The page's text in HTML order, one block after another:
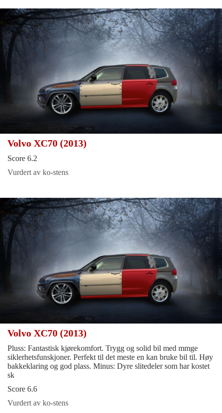
Volvo XC70 (2013)
Score 6.2
Vurdert av ko-stens
Volvo XC70 (2013)
Pluss: Fantastisk kjørekomfort. Trygg og solid bil med mmge
siklerhetsfunskjoner. Perfekt til det meste en kan bruke bil til. Høy
bakkeklaring og god plass. Minus: Dyre slitedeler som har kostet
sk
Score 6.6
Vurdert av ko-stens